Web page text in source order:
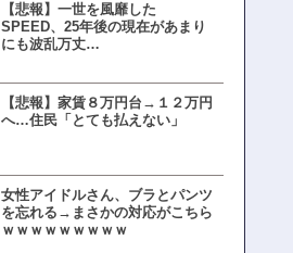
【悲報】一世を風靡した
SPEED、25年後の現在があまり
にも波乱万丈…
【悲報】家賃８万円台→１２万円
へ…住民「とても払えない」
女性アイドルさん、ブラとパンツ
を忘れる→まさかの対応がこちら
ｗｗｗｗｗｗｗｗｗ
ランサムウェア攻撃を受け
レイ、わずか10日で復旧し
福岡テレビ局にとんでもな
アナが入社してしまうｗｗｗ
【衝撃】三笘が事故った時
てた車ってさ…←これw w
w w w w